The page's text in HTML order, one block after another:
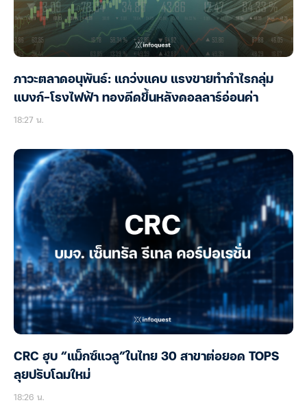
ภาวะตลาดอนุพันธ์: แกว่งแคบ แรงขายทำกำไรกลุ่ม
แบงก์-โรงไฟฟ้า ทองดีดขึ้นหลังดอลลาร์อ่อนค่า
18:27 น.
CRC ฮุบ “แม็กซ์แวลู”ในไทย 30 สาขาต่อยอด TOPS
ลุยปรับโฉมใหม่
18:26 น.